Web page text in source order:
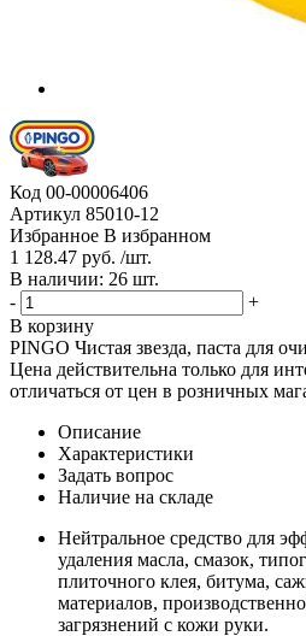
Код 00-00006406
Артикул 85010-12
Избранное В избранном
1 128.47 руб. /шт.
В наличии: 26 шт.
-
+
В корзину
PINGO Чистая звезда, паста для
Цена действительна только для
отличаться от цен в розничных
Описание
Характеристики
Задать вопрос
Наличие на складе
Нейтральное средство для
удаления масла, смазок,
плиточного клея, битума,
материалов,
загрязнений с кожи руки.